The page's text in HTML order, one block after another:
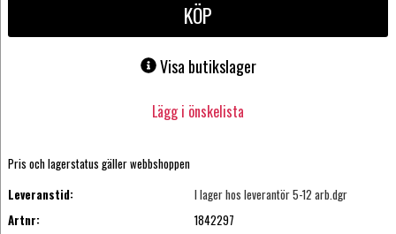
KÖP
Visa butikslager
Lägg i önskelista
Pris och lagerstatus gäller webbshoppen
Leveranstid:
I lager hos leverantör 5-12 arb.dgr
Artnr:
1842297